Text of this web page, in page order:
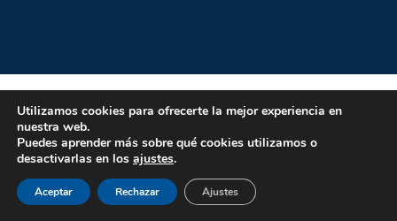
Utilizamos cookies para ofrecerte la mejor experiencia en
nuestra web.
Puedes aprender más sobre qué cookies utilizamos o
desactivarlas en los ajustes.
Aceptar Rechazar Ajustes